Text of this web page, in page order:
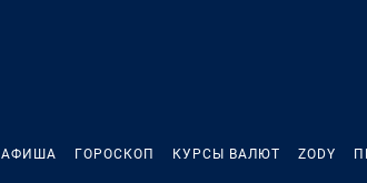
АФИША ГОРОСКОП КУРСЫ ВАЛЮТ ZODY